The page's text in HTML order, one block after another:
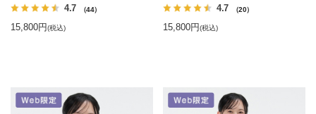
4.7 （44）
15,800円(税込)
4.7 （20）
15,800円(税込)